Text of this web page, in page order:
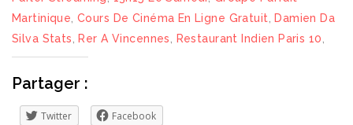
Martinique ,Cours De Cinéma En Ligne Gratuit
Damien Da
Silva Stats
Rer A Vincennes Restaurant Indien Paris 10
Partager :
Twitter Facebook